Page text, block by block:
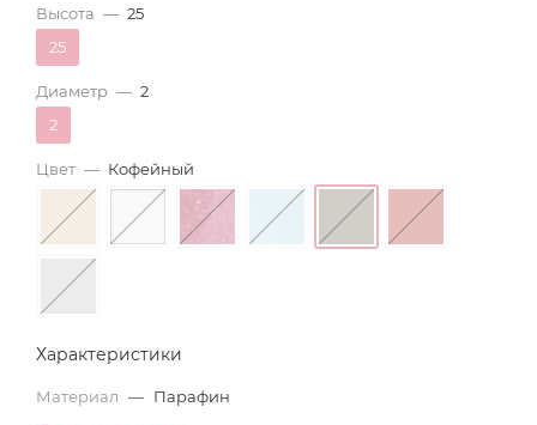
Высота — 25
25
Диаметр — 2
2
Цвет — Кофейный
Характеристики
Материал — Парафин